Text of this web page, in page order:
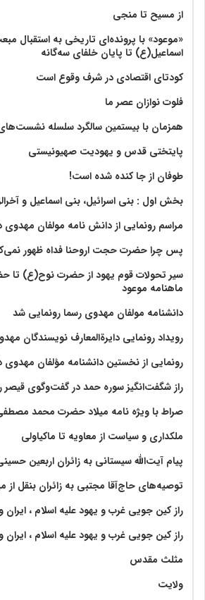
از مسیح تا منجی
«موعود» با پرونده‌ای تاریخی به استقبال
اسماعیل(ع) تا پایان خلفای سه‌گانه
کودتای اقتصادی در شرف وقوع است
فلوت نوازان عصر ما
همزمان با بیستمین سالگرد سلسله
پایتختی قدس و یهودیت صهیونیستی
طوفان از جا کنده شده است!
بخش اول : بنی اسرائیل، بنی اسماعیل و
مراسم رونمایی از دانش نامه مولفان مهدوی
پس چرا حضرت حجت اروحنا فداه ظهور
سیر تحولات قوم یهود از حضرت نوح(ع)
ماهنامه موعود
دانشنامه مولفان مهدوی رسما رونمایی شد
رویداد رونمایی دایرةالمعارف نویسندگان
رونمایی از نخستین دانشنامه مؤلفان
راز شگفت‌انگیز سوره حمد در گفت‌وگوی
صراط با ویژه نامه میلاد حضرت محمد
ملکداری و سیاست از معاویه تا ماکیاولی
پیام آیت‌الله سیستانی به زائران اربعین
توصیه‌های حاج‌آقا مجتبی به زائران بنقل از
راز کین جویی غرب و یهود علیه اسلام ،
راز کین جویی غرب و یهود علیه اسلام ،
مثلث مقدس
ولايت‏